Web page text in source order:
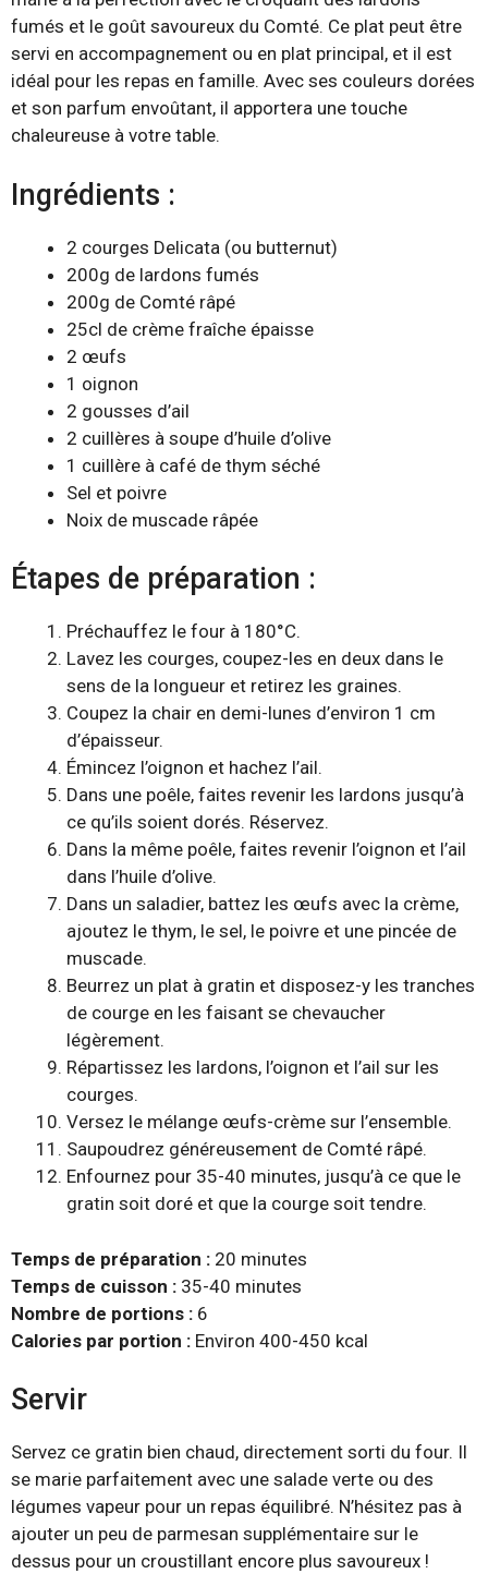
fumés et le goût savoureux du Comté. Ce plat peut être
servi en accompagnement ou en plat principal, et il est
idéal pour les repas en famille. Avec ses couleurs dorées
et son parfum envoûtant, il apportera une touche
chaleureuse à votre table.
Ingrédients :
2 courges Delicata (ou butternut)
200g de lardons fumés
200g de Comté râpé
25cl de crème fraîche épaisse
2 œufs
1 oignon
2 gousses d’ail
2 cuillères à soupe d’huile d’olive
1 cuillère à café de thym séché
Sel et poivre
Noix de muscade râpée
Étapes de préparation :
Préchauffez le four à 180°C.
Lavez les courges, coupez-les en deux dans le
sens de la longueur et retirez les graines.
Coupez la chair en demi-lunes d’environ 1 cm
d’épaisseur.
Émincez l’oignon et hachez l’ail.
Dans une poêle, faites revenir les lardons jusqu’à
ce qu’ils soient dorés. Réservez.
Dans la même poêle, faites revenir l’oignon et l’ail
dans l’huile d’olive.
Dans un saladier, battez les œufs avec la crème,
ajoutez le thym, le sel, le poivre et une pincée de
muscade.
Beurrez un plat à gratin et disposez-y les tranches
de courge en les faisant se chevaucher
légèrement.
Répartissez les lardons, l’oignon et l’ail sur les
courges.
Versez le mélange œufs-crème sur l’ensemble.
Saupoudrez généreusement de Comté râpé.
Enfournez pour 35-40 minutes, jusqu’à ce que le
gratin soit doré et que la courge soit tendre.
Temps de préparation : 20 minutes
Temps de cuisson : 35-40 minutes
Nombre de portions : 6
Calories par portion : Environ 400-450 kcal
Servir
Servez ce gratin bien chaud, directement sorti du four. Il
se marie parfaitement avec une salade verte ou des
légumes vapeur pour un repas équilibré. N’hésitez pas à
ajouter un peu de parmesan supplémentaire sur le
dessus pour un croustillant encore plus savoureux !